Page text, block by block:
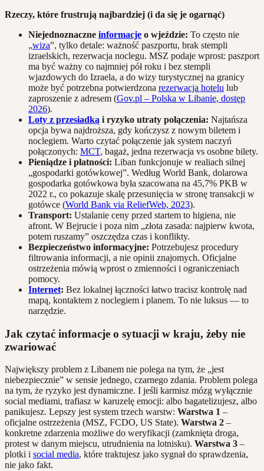
Rzeczy, które frustrują najbardziej (i da się je ogarnąć)
Niejednoznaczne informacje o wjeździe: To często nie
„wiza”, tylko detale: ważność paszportu, brak stempli
izraelskich, rezerwacja noclegu. MSZ podaje wprost: paszport
ma być ważny co najmniej pół roku i bez stempli
wjazdowych do Izraela, a do wizy turystycznej na granicy
może być potrzebna potwierdzona rezerwacja hotelu lub
zaproszenie z adresem (Gov.pl – Polska w Libanie, dostęp
2026).
Loty z przesiadką i ryzyko utraty połączenia: Najtańsza
opcja bywa najdroższa, gdy kończysz z nowym biletem i
noclegiem. Warto czytać połączenie jak system naczyń
połączonych: MCT, bagaż, jedna rezerwacja vs osobne bilety.
Pieniądze i płatności: Liban funkcjonuje w realiach silnej
„gospodarki gotówkowej”. Według World Bank, dolarowa
gospodarka gotówkowa była szacowana na 45,7% PKB w
2022 r., co pokazuje skalę przesunięcia w stronę transakcji w
gotówce (World Bank via ReliefWeb, 2023).
Transport: Ustalanie ceny przed startem to higiena, nie
afront. W Bejrucie i poza nim „złota zasada: najpierw kwota,
potem ruszamy” oszczędza czas i konflikty.
Bezpieczeństwo informacyjne: Potrzebujesz procedury
filtrowania informacji, a nie opinii znajomych. Oficjalne
ostrzeżenia mówią wprost o zmienności i ograniczeniach
pomocy.
Internet: Bez lokalnej łączności łatwo tracisz kontrolę nad
mapą, kontaktem z noclegiem i planem. To nie luksus — to
narzędzie.
Jak czytać informacje o sytuacji w kraju, żeby nie
zwariować
Największy problem z Libanem nie polega na tym, że „jest
niebezpiecznie” w sensie jednego, czarnego zdania. Problem polega
na tym, że ryzyko jest dynamiczne. I jeśli karmisz mózg wyłącznie
social mediami, trafiasz w karuzelę emocji: albo bagatelizujesz, albo
panikujesz. Lepszy jest system trzech warstw: Warstwa 1 –
oficjalne ostrzeżenia (MSZ, FCDO, US State). Warstwa 2 –
konkretne zdarzenia możliwe do weryfikacji (zamknięta droga,
protest w danym miejscu, utrudnienia na lotnisku). Warstwa 3 –
plotki i social media, które traktujesz jako sygnał do sprawdzenia,
nie jako fakt.